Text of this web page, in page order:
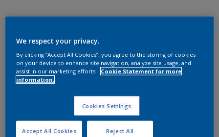
We respect your privacy.
By clicking “Accept All Cookies”, you agree to the storing of cookies
on your device to enhance site navigation, analyze site usage, and
assist in our marketing efforts.
Cookie Statement for more
information.
Cookies Settings
Reject All
Accept All Cookies